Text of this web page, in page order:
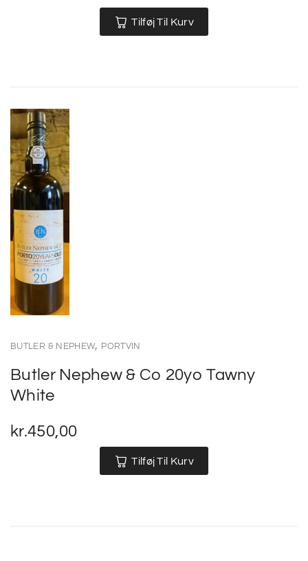
Tilføj Til Kurv
BUTLER & NEPHEW, PORTVIN
Butler Nephew & Co 20yo Tawny
White
kr.450,00
Tilføj Til Kurv